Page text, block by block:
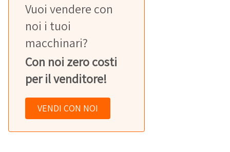
Vuoi vendere con
noi i tuoi
macchinari?
Con noi zero costi
per il venditore!
VENDI CON NOI